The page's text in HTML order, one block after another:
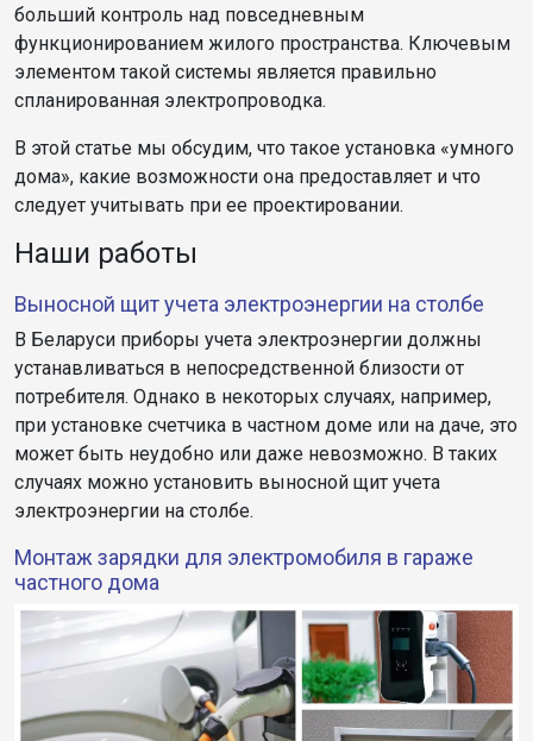
больший контроль над повседневным
функционированием жилого пространства. Ключевым
элементом такой системы является правильно
спланированная электропроводка.
В этой статье мы обсудим, что такое установка «умного
дома», какие возможности она предоставляет и что
следует учитывать при ее проектировании.
Наши работы
Выносной щит учета электроэнергии на столбе
В Беларуси приборы учета электроэнергии должны
устанавливаться в непосредственной близости от
потребителя. Однако в некоторых случаях, например,
при установке счетчика в частном доме или на даче, это
может быть неудобно или даже невозможно. В таких
случаях можно установить выносной щит учета
электроэнергии на столбе.
Монтаж зарядки для электромобиля в гараже
частного дома